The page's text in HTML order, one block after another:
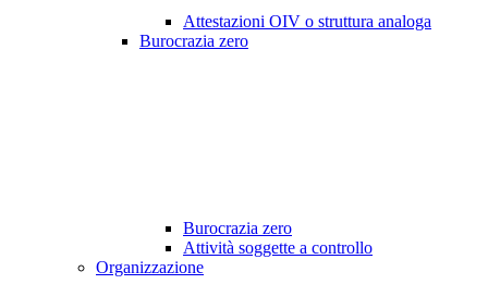
Attestazioni OIV o struttura analoga
Burocrazia zero
Burocrazia zero
Attività soggette a controllo
Organizzazione